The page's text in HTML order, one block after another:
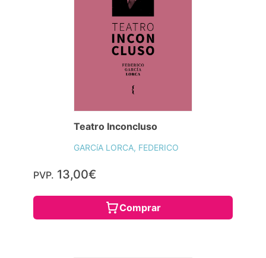
Teatro Inconcluso
GARCíA LORCA, FEDERICO
PVP. 13,00€
Comprar